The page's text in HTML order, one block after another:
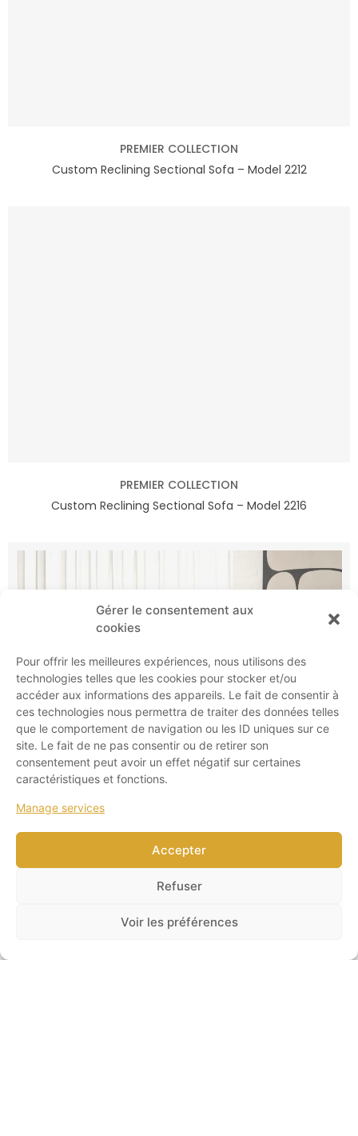
Gérer le consentement aux
cookies
Pour offrir les meilleures expériences, nous utilisons des
technologies telles que les cookies pour stocker et/ou
accéder aux informations des appareils. Le fait de consentir à
ces technologies nous permettra de traiter des données telles
que le comportement de navigation ou les ID uniques sur ce
site. Le fait de ne pas consentir ou de retirer son
consentement peut avoir un effet négatif sur certaines
caractéristiques et fonctions.
Manage services
Accepter
Refuser
Voir les préférences
PREMIER COLLECTION
Custom Reclining Sectional Sofa – Model 2212
PREMIER COLLECTION
Custom Reclining Sectional Sofa – Model 2216
Swivel & Glider Reclining Armchair – Model FLORENCE F-17